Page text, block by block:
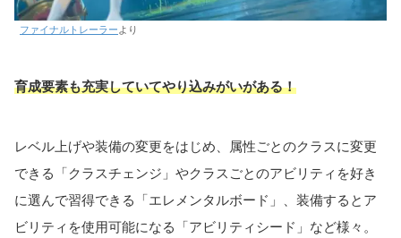
ファイナルトレーラー より
育成要素も充実していてやり込みがいがある！
レベル上げや装備の変更をはじめ、属性ごとのクラスに変更
できる「クラスチェンジ」やクラスごとのアビリティを好き
に選んで習得できる「エレメンタルボード」、装備するとア
ビリティを使用可能になる「アビリティシード」など様々。